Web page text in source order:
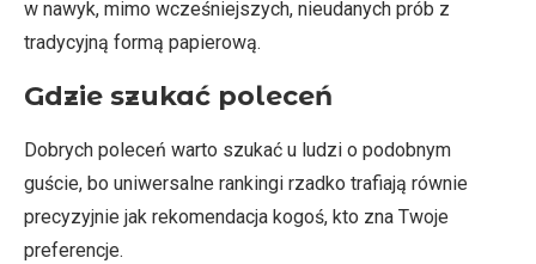
w nawyk, mimo wcześniejszych, nieudanych prób z
tradycyjną formą papierową.
Gdzie szukać poleceń
Dobrych poleceń warto szukać u ludzi o podobnym
guście, bo uniwersalne rankingi rzadko trafiają równie
precyzyjnie jak rekomendacja kogoś, kto zna Twoje
preferencje.